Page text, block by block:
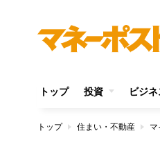
トップ 投資 ビジネ
トップ 住まい・不動産 マ